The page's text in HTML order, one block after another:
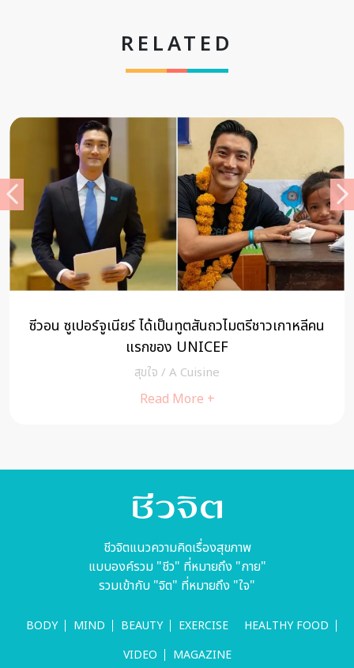
RELATED
ซีวอน ซูเปอร์จูเนียร์ ได้เป็นทูตสันถวไมตรีชาวเกาหลีคน
แรกของ UNICEF
สุขใจ / A Cuisine
Read More +
ชีวจิตแนวความคิดเรื่องสุขภาพ
แบบองค์รวม "ชีว" ที่หมายถึง "กาย"
รวมเข้ากับ "จิต" ที่หมายถึง "ใจ"
BODY MIND BEAUTY EXERCISE
HEALTHY FOOD
VIDEO
MAGAZINE